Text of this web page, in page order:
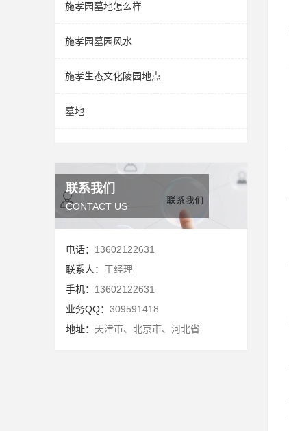
施孝园墓地怎么样
施孝园墓园风水
施孝生态文化陵园地点
墓地
联系我们
CONTACT US
电话： 13602122631
联系人： 王经理
手机： 13602122631
业务QQ： 309591418
地址： 天津市、北京市、河北省